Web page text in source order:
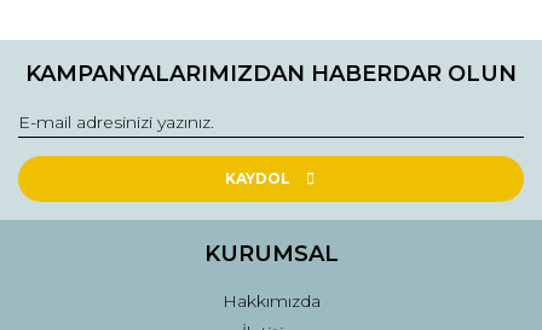
konularda yetersiz gördüğünüz noktaları öneri formunu
Görüş ve önerileriniz için teşekkür ederiz.
Ürün resmi kalitesiz, bozuk veya görüntülenemiyor.
Ürün açıklamasında eksik bilgiler bulunuyor.
Ürün fiyatı diğer sitelerden daha pahalı.
KAMPANYALARIMIZDAN HABERDAR OLUN
KAYDOL
KURUMSAL
Hakkımızda